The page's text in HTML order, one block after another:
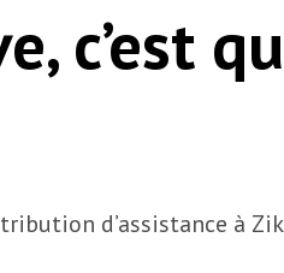
c’est
d’assistance à